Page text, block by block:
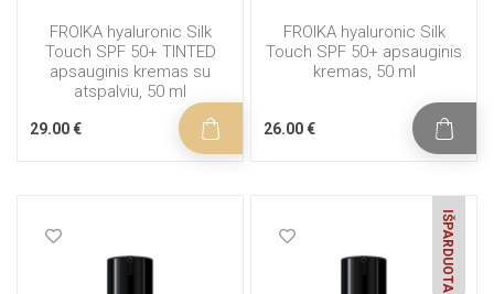
FROIKA hyaluronic Silk
Touch SPF 50+ TINTED
apsauginis kremas su
atspalviu, 50 ml
29.00 €
FROIKA hyaluronic Silk
Touch SPF 50+ apsauginis
kremas, 50 ml
26.00 €
IŠPARDUOTA